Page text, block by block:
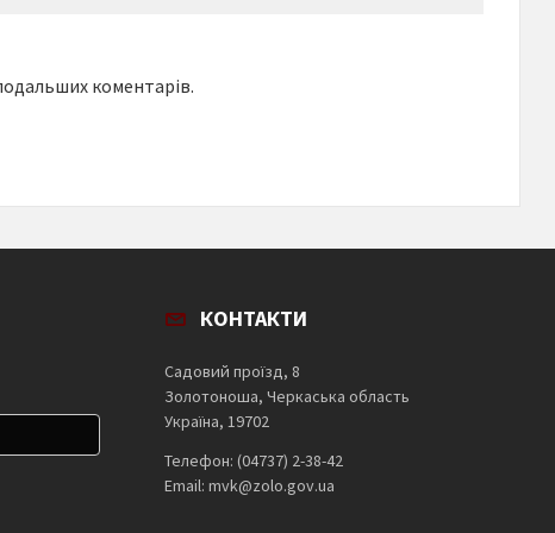
коментарів.
КОНТАКТИ
Садовий проїзд, 8
Золотоноша, Черкаська область
Україна, 19702
Телефон: (04737) 2-38-42
Email: mvk@zolo.gov.ua